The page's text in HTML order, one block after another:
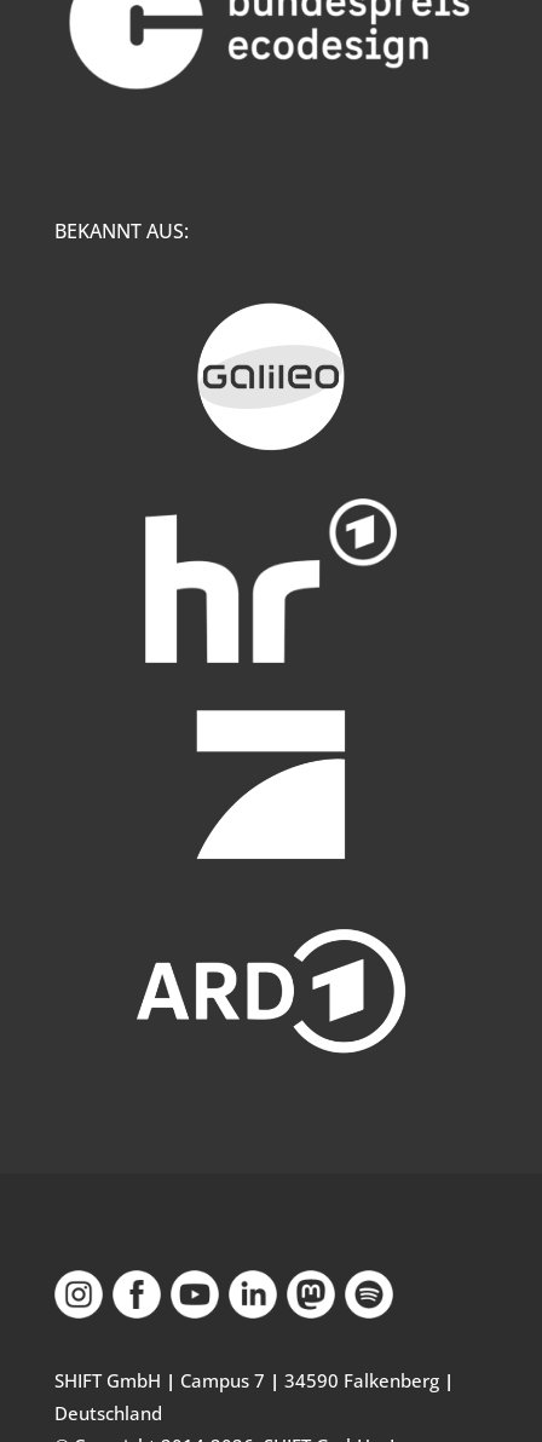
BEKANNT AUS:
SHIFT GmbH | Campus 7 | 34590 Falkenberg |
Deutschland